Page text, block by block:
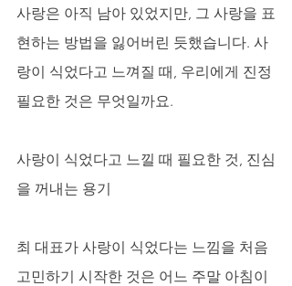
사랑은 아직 남아 있었지만, 그 사랑을 표
현하는 방법을 잃어버린 듯했습니다. 사
랑이 식었다고 느껴질 때, 우리에게 진정
필요한 것은 무엇일까요.
사랑이 식었다고 느낄 때 필요한 것, 진심
을 꺼내는 용기
최 대표가 사랑이 식었다는 느낌을 처음
고민하기 시작한 것은 어느 주말 아침이